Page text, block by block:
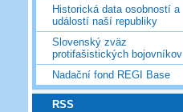
Historická data osobností a
událostí naší republiky
Slovenský zväz
protifašistických bojovníkov
Nadační fond REGI Base
RSS